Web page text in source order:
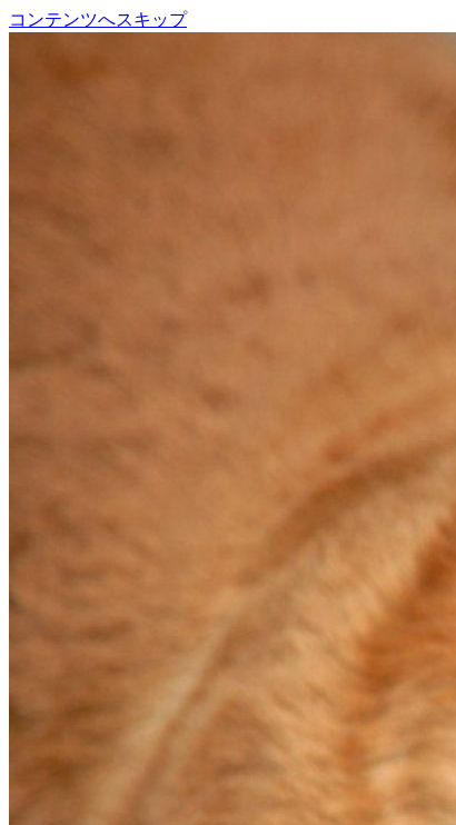
コンテンツへスキップ